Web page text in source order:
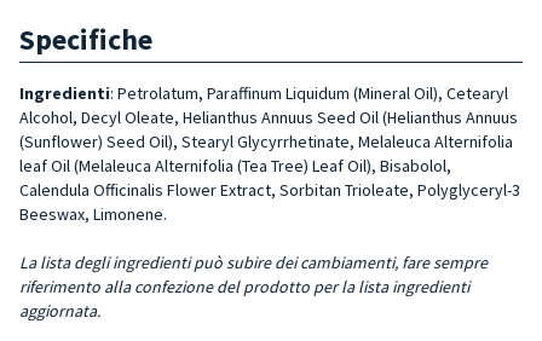
Specifiche
Ingredienti: Petrolatum, Paraffinum Liquidum (Mineral Oil), Cetearyl
Alcohol, Decyl Oleate, Helianthus Annuus Seed Oil (Helianthus Annuus
(Sunflower) Se­ed Oil), Stearyl Glycyrrhetinate, Melaleuca Alternifolia
leaf Oil (Melaleuca Alter­nifolia (Tea Tree) Leaf Oil), Bisabolol,
Calendula Officinalis Flower Extract, Sor­bitan Trioleate, Polyglyceryl-3
Beeswax, Limonene.
La lista degli ingredienti può subire dei cambiamenti, fare sempre
riferimento alla confezione del prodotto per la lista ingredienti
aggiornata.